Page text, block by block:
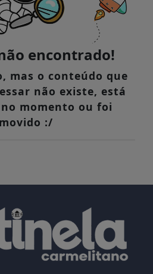
encontrado!
mas o conteúdo que
não existe, está
momento ou foi
:/